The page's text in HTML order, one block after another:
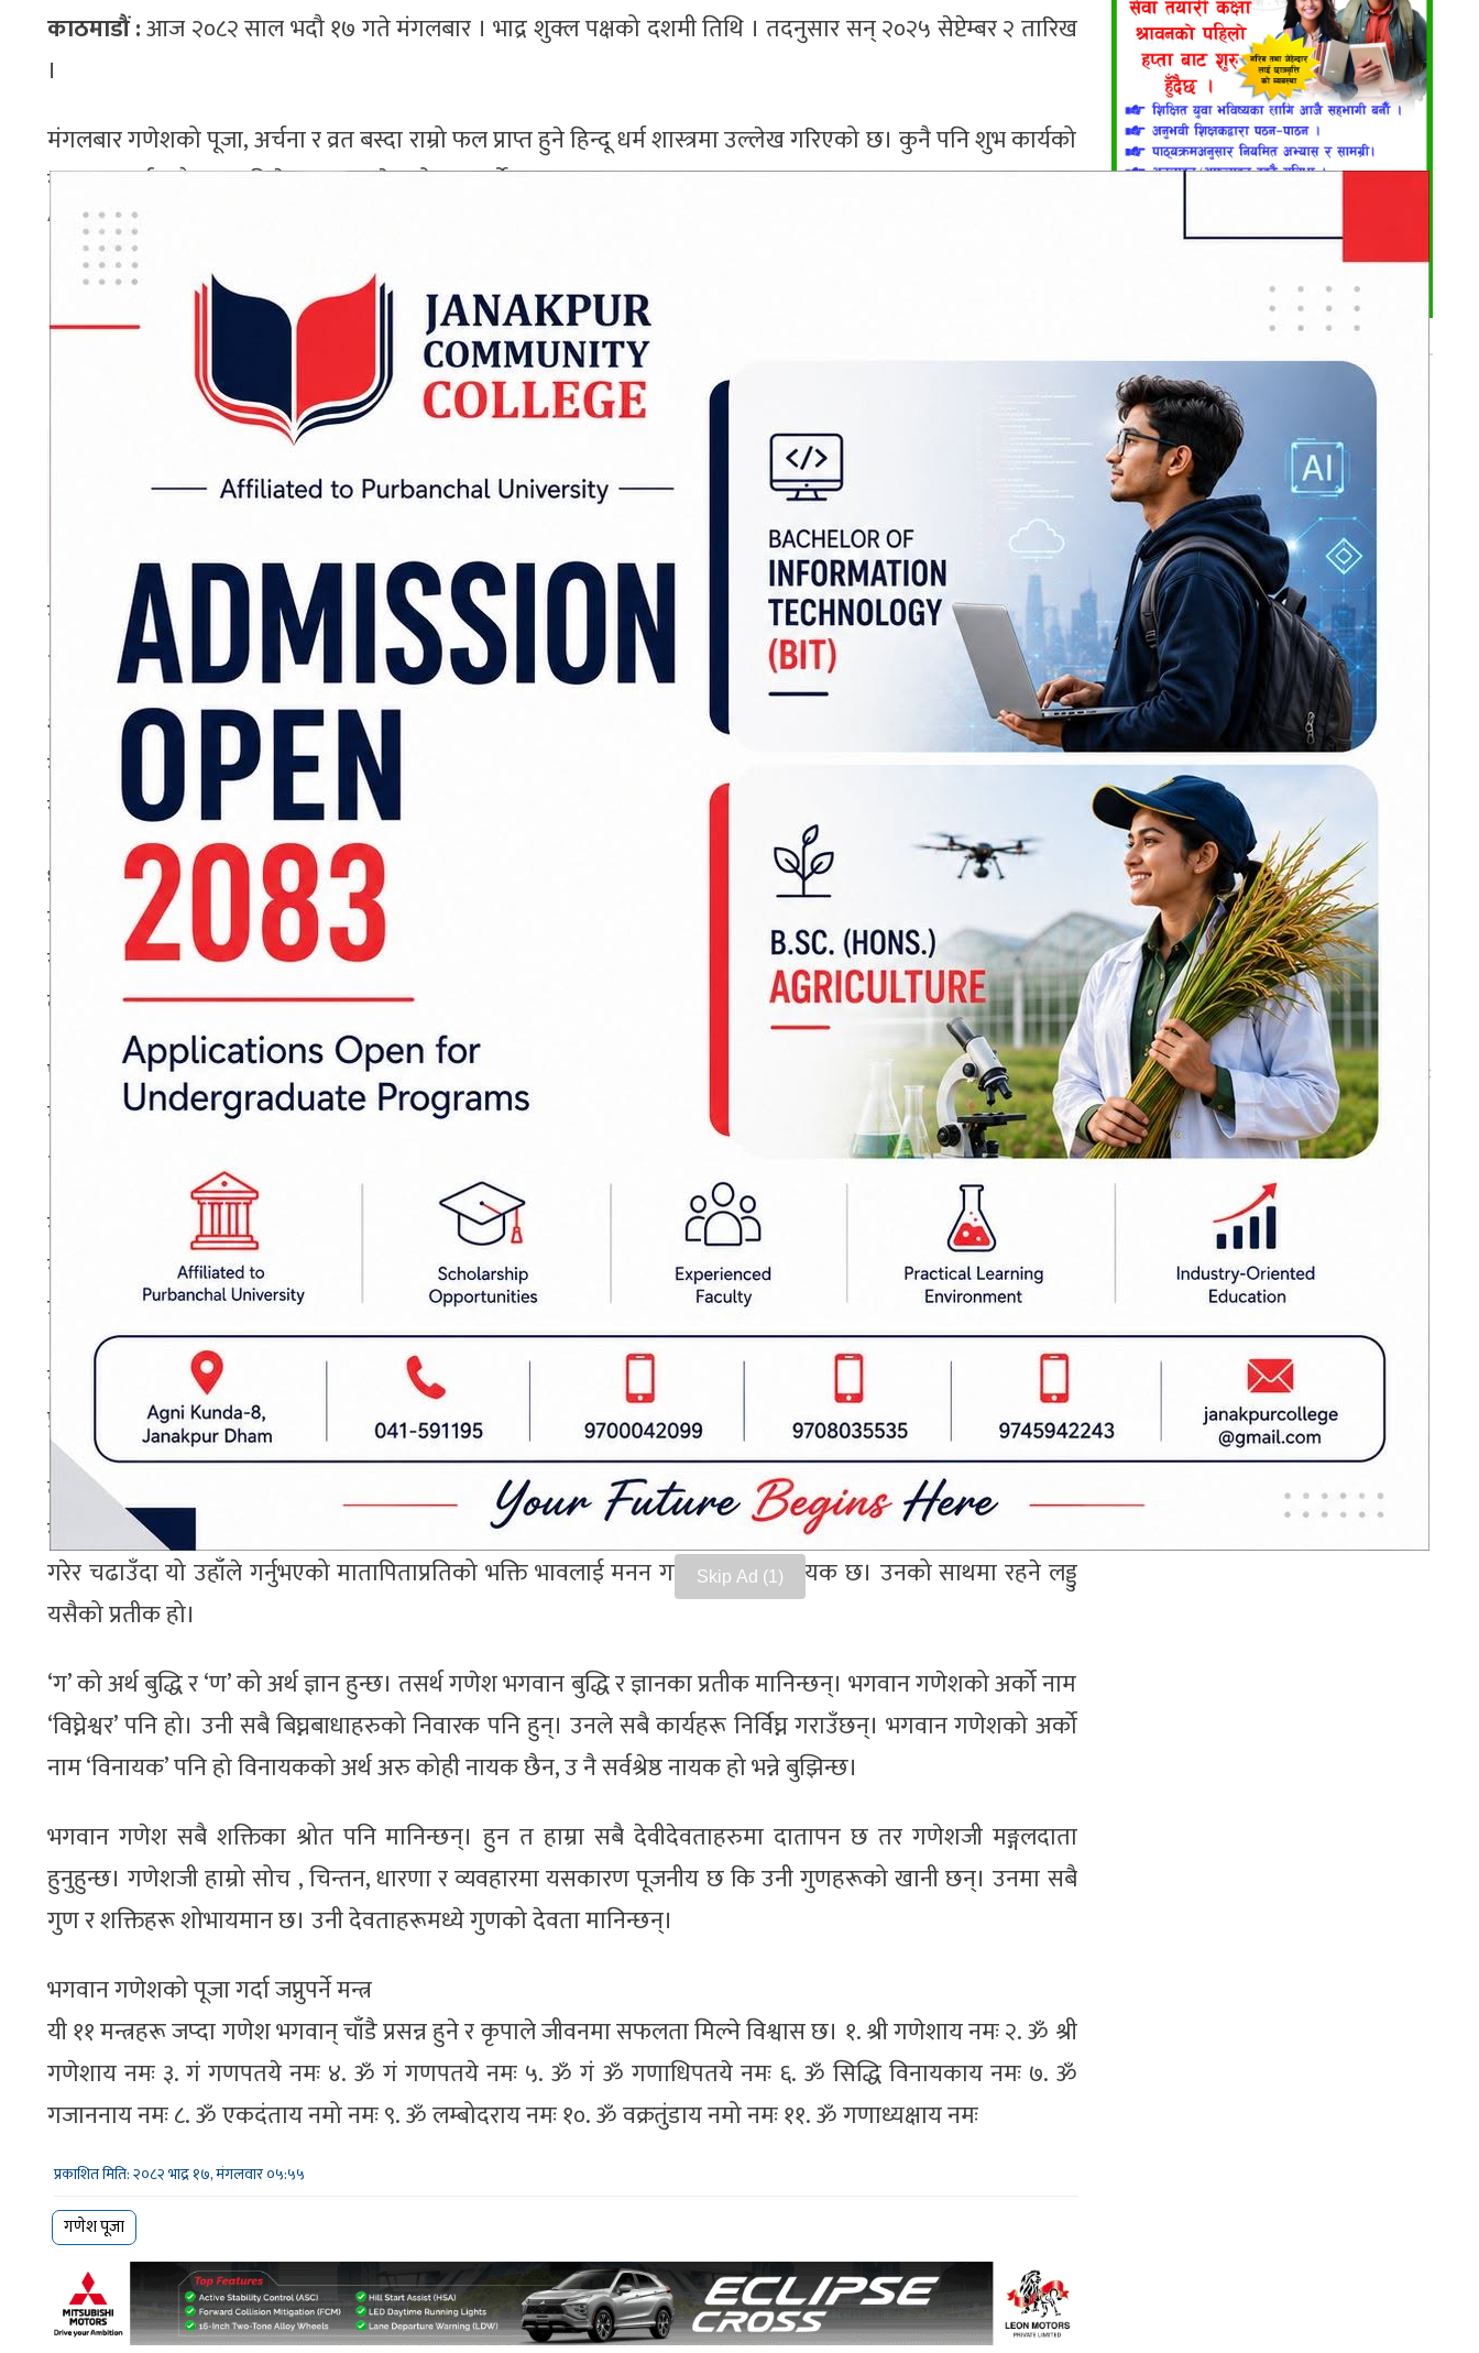
Skip Ad
काठमाडौं :आज २०८२ साल भदौ १७ गते मंगलबार । भाद्र शुक्ल पक्षको दशमी तिथि । तदनुसार सन् २०२५ सेप्टेम्बर २ तारिख
।
मंगलबार गणेशको पूजा, अर्चना र व्रत बस्दा राम्रो फल प्राप्त हुने हिन्दू धर्म शास्त्रमा उल्लेख गरिएको छ। कुनै पनि शुभ कार्यको
सुरुवात गर्दा सबैभन्दा पहिले भगवान गणेशको पूजा गर्ने प्रचलन छ।
ADVERTISEMENT
मंगलबार भगवान श्री गणेशको सबैभन्दा प्रिय दिन मानिन्छ। सुख, शान्ति र समृद्धिका लागि शुद्ध मनले यस दिन भगवान
श्रीगणेशको पूजा गर्नु उत्तम मानिन्छ। मंगलबार व्रत बसेर पूजा आराधना गर्नाले मनोकामना पूरा हुने धार्मिक विश्वास छ।
शास्त्रमा भगवान गणेशको पूजा विधि १६ भागमा उल्लेख गरिएको छ। जसमा आह्वान, आसन, पाद्य, अर्घ, आचमन, स्नान, वस्त्र,
गंध, पुष्प, अक्षता, धूप, दीप, नैवेद्य, तांबूल, द्रव्य दक्षिणा, आरती, परिक्रमा पर्दछन्। यो पूजाविधिका लागि शुद्ध र एकाग्र मनले
संकल्प लिनुपर्छ।
धर्मशास्त्रका अनुसार यी काम मंगलबार गर्दा हाम्रो जीवनमा समस्या बढ्न सक्छन्। मंगलबार कुखुरा वा अन्य पंक्षीको हत्या गर्दा
मानिसको बुद्धी भ्रमित हुने विश्वास छ। मङ्गलबारको दिन माछा खाँदा तपाइँलाई आर्थिक नोक्सानी हुने मानिन्छ। मंगलबार मासु
सेवन गर्नु हुँदैन। मङ्गलबारको दिन मदिरा सेवन गर्दा तपाईंको क्रोधमा वृद्धि हुन्छ। गणेशजीलाई सबैभन्दा बढी मन पर्ने भोजन
लड्डु हो। यसबारे पद्मपुराणमा एउटा कथा छ:-
पूर्वकालमा पार्वतीदेवीलाई देवताहरूले अमृतले तयार पारिएको एउटा दिव्य लड्डु दिए। लड्डु देखेर कुमारजी र गणेशजीले
मातासँग जिद्दी गरेर लड्डु माग्न थाले। तब माताले लड्डुको महत्वको वर्णन गरेर भनिन् कि तिमीहरु मध्ये जसले धर्माचरणद्वारा
श्रेष्ठता प्राप्त गरेर सर्वप्रथम सबै तीर्थको जसले भ्रमण गरेर आउँछ म उसैलाई यो लड्डु दिन्छु।
माताको यस्तो कुरा सुनेर कुमारले मयुरमा सवार भएर मुहूर्तभरमा सबै तीर्थको स्नान गरेर आए। यता गणेशजी भने आफ्नो वाहन
मुसा भएका कारण तीर्थ भ्रमण गर्न असमर्थ भए। तब गणेशजीले श्रद्धापूर्वक मातापितालाई परिक्रमा गरेर पिताजीको अगाडि
उभिए।
यो देखेर माता पार्वतीले भनिन्, ‘सबै तीर्थमा गरेको स्नान, सबै देवतालाई गरेको नमस्कार, सबै यज्ञको अनुष्ठान तथा सबै
प्रकारको व्रत, मन्त्र, योग र संयमको पालन यी सबै साधनाहरू मातापिताको पूजाको अंशको बराबर पनि हुन सक्दैन।’
त्यसकारण गणेशजी सयौँ पुत्रहरू र सयौँ गणहरूभन्दा पनि धेरै छन्। त्यसैले उनलाई गणनायक पनि भनिन्छ। पार्वतीले सो लड्डु
गणेशलाई अर्पण गरिन्। त्यसकारण यो लड्डुसँग मातापिताको भक्ति पनि जोडिएको छ। हामीले गणेश भगवानलाई लड्डु अर्पण
गरेर चढाउँदा यो उहाँले गर्नुभएको मातापिताप्रतिको भक्ति भावलाई मनन गर्नु अत्यन्तै आवश्यक छ। उनको साथमा रहने लड्डु
यसैको प्रतीक हो।
‘ग’ को अर्थ बुद्धि र ‘ण’ को अर्थ ज्ञान हुन्छ। तसर्थ गणेश भगवान बुद्धि र ज्ञानका प्रतीक मानिन्छन्। भगवान गणेशको अर्को नाम
‘विघ्नेश्वर’ पनि हो। उनी सबै बिघ्नबाधाहरुको निवारक पनि हुन्। उनले सबै कार्यहरू निर्विघ्न गराउँछन्। भगवान गणेशको अर्को
नाम ‘विनायक’ पनि हो विनायकको अर्थ अरु कोही नायक छैन, उ नै सर्वश्रेष्ठ नायक हो भन्ने बुझिन्छ।
भगवान गणेश सबै शक्तिका श्रोत पनि मानिन्छन्। हुन त हाम्रा सबै देवीदेवताहरुमा दातापन छ तर गणेशजी मङ्गलदाता
हुनुहुन्छ। गणेशजी हाम्रो सोच , चिन्तन, धारणा र व्यवहारमा यसकारण पूजनीय छ कि उनी गुणहरूको खानी छन्। उनमा सबै
गुण र शक्तिहरू शोभायमान छ। उनी देवताहरूमध्ये गुणको देवता मानिन्छन्।
भगवान गणेशको पूजा गर्दा जप्नुपर्ने मन्त्र
यी ११ मन्त्रहरू जप्दा गणेश भगवान् चाँडै प्रसन्न हुने र कृपाले जीवनमा सफलता मिल्ने विश्वास छ। १. श्री गणेशाय नमः २. ॐ श्री
गणेशाय नमः ३. गं गणपतये नमः ४. ॐ गं गणपतये नमः ५. ॐ गं ॐ गणाधिपतये नमः ६. ॐ सिद्धि विनायकाय नमः ७. ॐ
गजाननाय नमः ८. ॐ एकदंताय नमो नमः ९. ॐ लम्बोदराय नमः १०. ॐ वक्रतुंडाय नमो नमः ११. ॐ गणाध्यक्षाय नमः
प्रकाशित मिति: २०८२ भाद्र १७, मंगलवार ०५:५५
गणेश पूजा
भर्खरै
होइन, सङ्घर्षका
लागि बनेको हो :
सीके राउत
नेपाल प्रिमियर लिग :
हरमित सिंह जनकपुर
बोल्ट्सको कप्तान
कांग्रेसको आत्मा नमर्ने
गरी एकताबद्ध
बनाउँछौँ: गगन थापा
लागुऔषधसहित
विभिन्न स्थानबाट २०
जना पक्राउ
बन्द र घाटामा
थलिएका केही
उद्योगमा आशालाग्दा
परिणाम देखिन थाले :
प्रधानमन्त्री शाह
सिराहामा ९१ किलो
गाँजासहित एकजना
पक्राउ, ४ जना फरार